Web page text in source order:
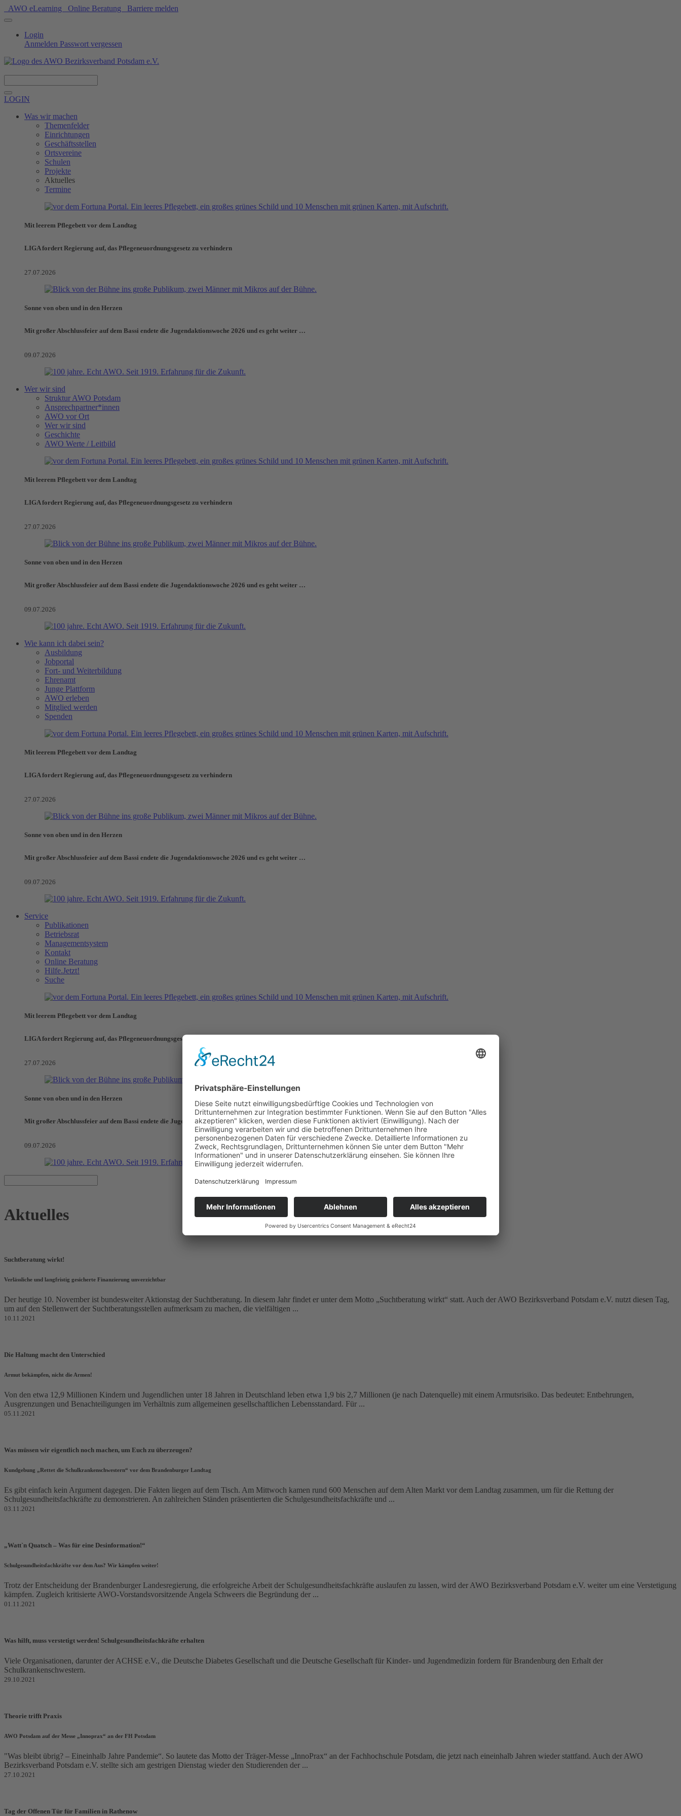
AWO eLearning Online Beratung Barriere melden
Login
Anmelden Passwort vergessen
LOGIN
Was wir machen
Themenfelder
Einrichtungen
Geschäftsstellen
Ortsvereine
Schulen
Projekte
Aktuelles
Termine
Mit leerem Pflegebett vor dem Landtag
LIGA fordert Regierung auf, das Pflegeneuordnungsgesetz zu verhindern
27.07.2026
Sonne von oben und in den Herzen
Mit großer Abschlussfeier auf dem Bassi endete die Jugendaktionswoche 2026 und es geht weiter …
09.07.2026
Wer wir sind
Struktur AWO Potsdam
Ansprechpartner*innen
AWO vor Ort
Wer wir sind
Geschichte
AWO Werte / Leitbild
Mit leerem Pflegebett vor dem Landtag
LIGA fordert Regierung auf, das Pflegeneuordnungsgesetz zu verhindern
27.07.2026
Sonne von oben und in den Herzen
Mit großer Abschlussfeier auf dem Bassi endete die Jugendaktionswoche 2026 und es geht weiter …
09.07.2026
Wie kann ich dabei sein?
Ausbildung
Jobportal
Fort- und Weiterbildung
Ehrenamt
Junge Plattform
AWO erleben
Mitglied werden
Spenden
Mit leerem Pflegebett vor dem Landtag
LIGA fordert Regierung auf, das Pflegeneuordnungsgesetz zu verhindern
27.07.2026
Sonne von oben und in den Herzen
Mit großer Abschlussfeier auf dem Bassi endete die Jugendaktionswoche 2026 und es geht weiter …
09.07.2026
Service
Publikationen
Betriebsrat
Managementsystem
Kontakt
Online Beratung
Hilfe.Jetzt!
Suche
Mit leerem Pflegebett vor dem Landtag
LIGA fordert Regierung auf, das Pflegeneuordnungsgesetz zu verhindern
27.07.2026
Sonne von oben und in den Herzen
Mit großer Abschlussfeier auf dem Bassi endete die Jugendaktionswoche 2026 und es geht weiter …
09.07.2026
Aktuelles
Suchtberatung wirkt!
Verlässliche und langfristig gesicherte Finanzierung unverzichtbar
Der heutige 10. November ist bundesweiter Aktionstag der Suchtberatung. In diesem Jahr findet er unter dem Motto „Suchtberatung wirkt“ statt. Auch der AWO Bezirksverband Potsdam e.V. nutzt diesen Tag,
um auf den Stellenwert der Suchtberatungsstellen aufmerksam zu machen, die vielfältigen ...
10.11.2021
Die Haltung macht den Unterschied
Armut bekämpfen, nicht die Armen!
Von den etwa 12,9 Millionen Kindern und Jugendlichen unter 18 Jahren in Deutschland leben etwa 1,9 bis 2,7 Millionen (je nach Datenquelle) mit einem Armutsrisiko. Das bedeutet: Entbehrungen,
Ausgrenzungen und Benachteiligungen im Verhältnis zum allgemeinen gesellschaftlichen Lebensstandard. Für ...
05.11.2021
Was müssen wir eigentlich noch machen, um Euch zu überzeugen?
Kundgebung „Rettet die Schulkrankenschwestern“ vor dem Brandenburger Landtag
Es gibt einfach kein Argument dagegen. Die Fakten liegen auf dem Tisch. Am Mittwoch kamen rund 600 Menschen auf dem Alten Markt vor dem Landtag zusammen, um für die Rettung der
Schulgesundheitsfachkräfte zu demonstrieren. An zahlreichen Ständen präsentierten die Schulgesundheitsfachkräfte und ...
03.11.2021
„Watt`n Quatsch – Was für eine Desinformation!“
Schulgesundheitsfachkräfte vor dem Aus? Wir kämpfen weiter!
Trotz der Entscheidung der Brandenburger Landesregierung, die erfolgreiche Arbeit der Schulgesundheitsfachkräfte auslaufen zu lassen, wird der AWO Bezirksverband Potsdam e.V. weiter um eine Verstetigung
kämpfen. Zugleich kritisierte AWO-Vorstandsvorsitzende Angela Schweers die Begründung der ...
01.11.2021
Was hilft, muss verstetigt werden! Schulgesundheitsfachkräfte erhalten
Viele Organisationen, darunter der ACHSE e.V., die Deutsche Diabetes Gesellschaft und die Deutsche Gesellschaft für Kinder- und Jugendmedizin fordern für Brandenburg den Erhalt der
Schulkrankenschwestern.
29.10.2021
Theorie trifft Praxis
AWO Potsdam auf der Messe „Innoprax“ an der FH Potsdam
"Was bleibt übrig? – Eineinhalb Jahre Pandemie“. So lautete das Motto der Träger-Messe „InnoPrax“ an der Fachhochschule Potsdam, die jetzt nach eineinhalb Jahren wieder stattfand. Auch der AWO
Bezirksverband Potsdam e.V. stellte sich am gestrigen Dienstag wieder den Studierenden der ...
27.10.2021
Tag der Offenen Tür für Familien in Rathenow